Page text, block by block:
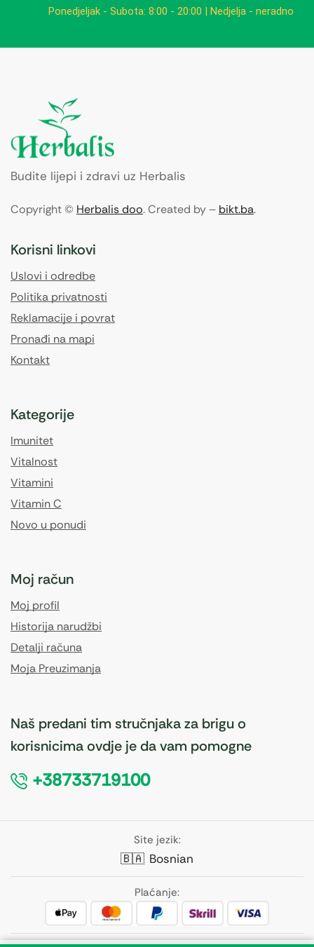
Ponedjeljak - Subota: 8:00 - 20:00 | Nedjelja - neradno
Budite lijepi i zdravi uz Herbalis
Copyright © Herbalis doo. Created by – bikt.ba.
Korisni linkovi
Uslovi i odredbe
Politika privatnosti
Reklamacije i povrat
Pronađi na mapi
Kontakt
Kategorije
Imunitet
Vitalnost
Vitamini
Vitamin C
Novo u ponudi
Moj račun
Moj profil
Historija narudžbi
Detalji računa
Moja Preuzimanja
Naš predani tim stručnjaka za brigu o
korisnicima ovdje je da vam pomogne
+38733719100
Site jezik:
🇧🇦 Bosnian
Plaćanje: